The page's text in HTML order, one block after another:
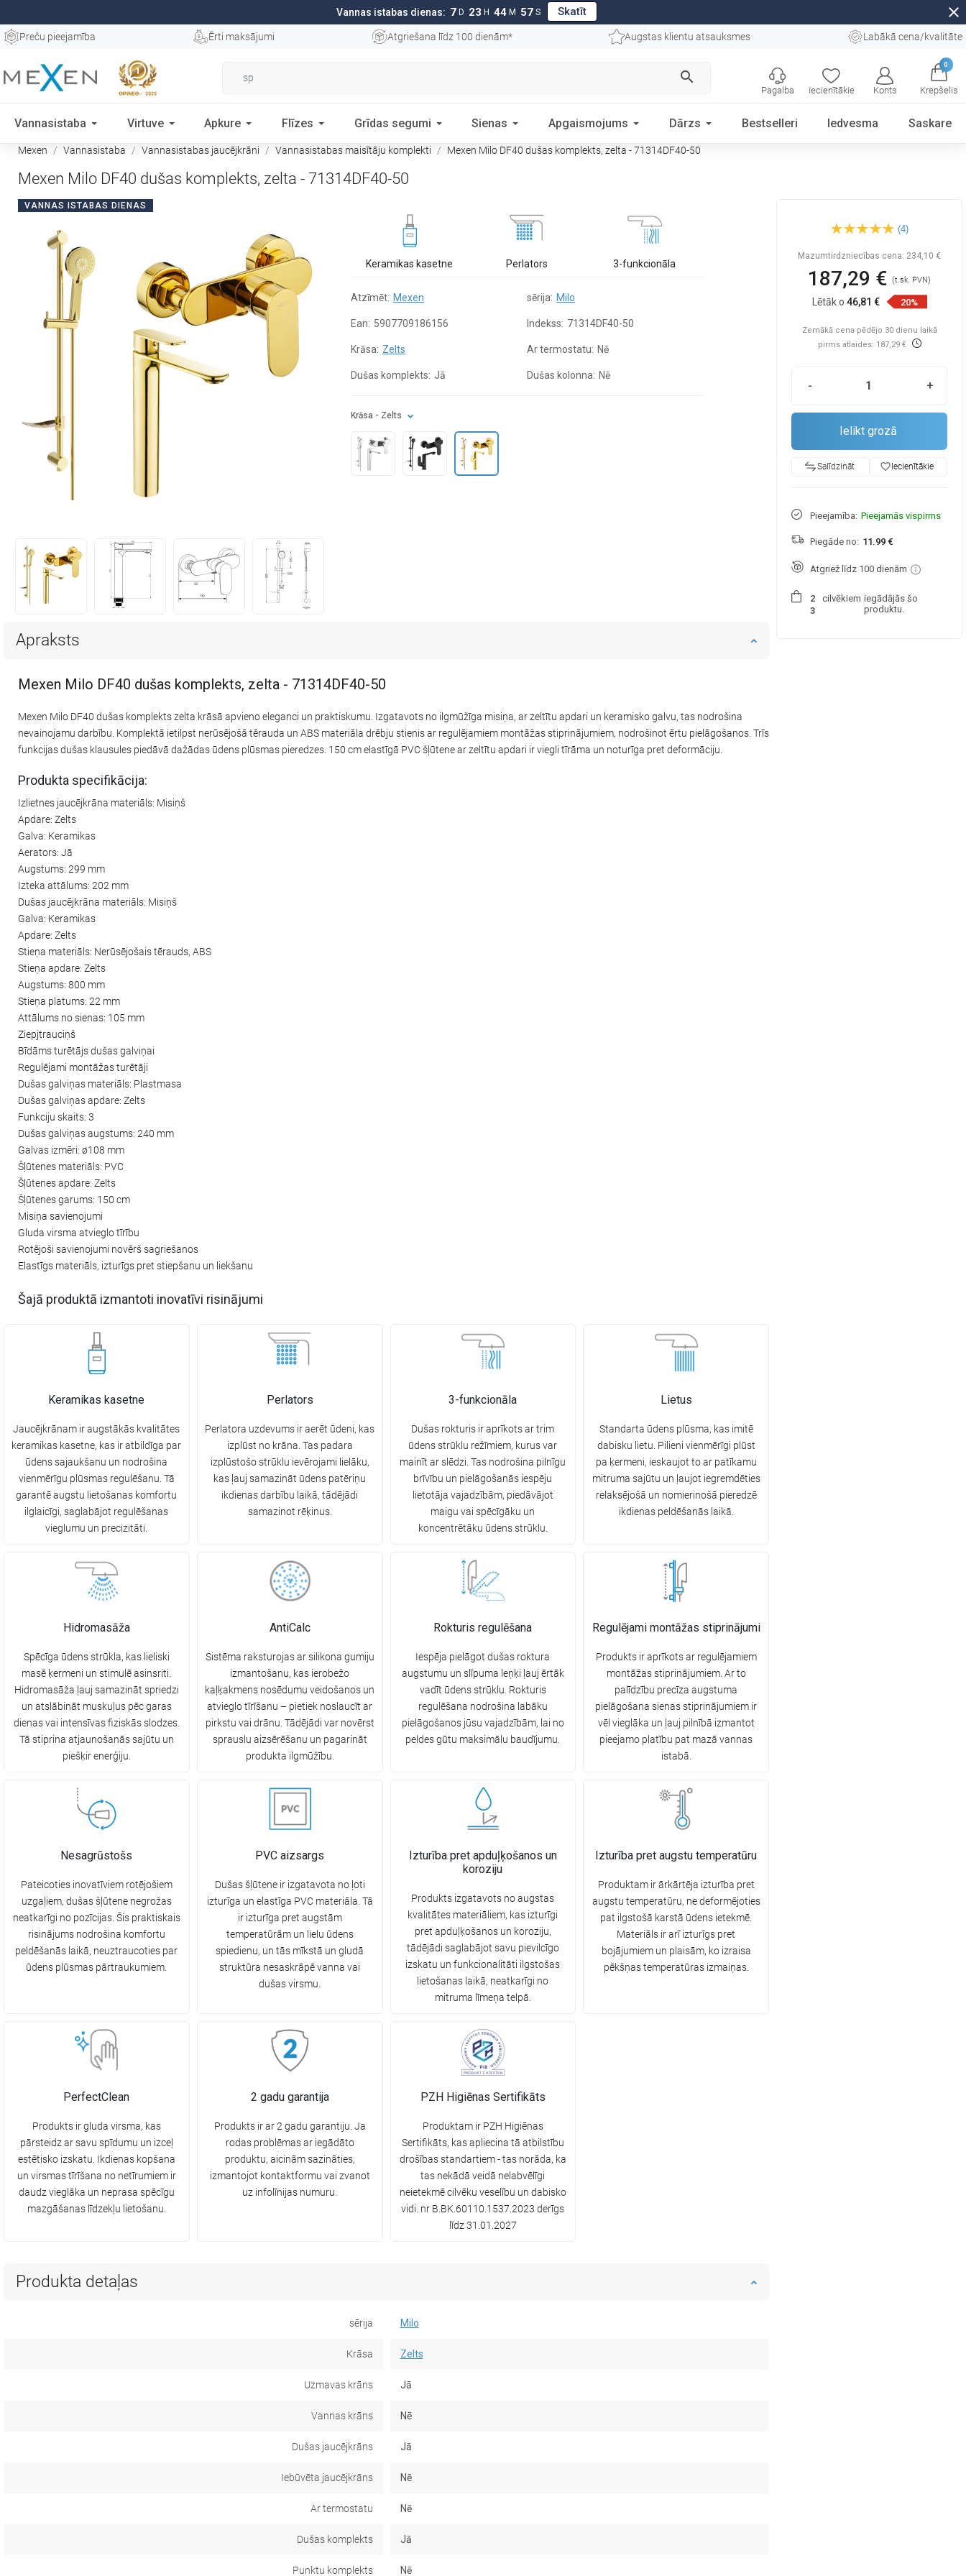
Vannas istabas dienas: 7 D 23 H 44 M 56 S Skatīt close
Preču pieejamība Ērti maksājumi Atgriešana līdz 100 dienām* Augstas klientu atsauksmes Labākā cena/kvalitāte
search
Iecienītākie Konts
0
Krepšelis
Pagalba
Vannasistaba Virtuve Apkure Flīzes Grīdas segumi Sienas Apgaismojums Dārzs Bestselleri Iedvesma Saskare
Mexen Vannasistaba Vannasistabas jaucējkrāni Vannasistabas maisītāju komplekti Mexen Milo DF40 dušas komplekts, zelta - 71314DF40-50
Mexen Milo DF40 dušas komplekts, zelta - 71314DF40-50
VANNAS ISTABAS DIENAS
Keramikas kasetne Perlators 3-funkcionāla
Atzīmēt: Mexen sērija: Milo
Ean: 5907709186156 Indekss: 71314DF40-50
Krāsa: Zelts Ar termostatu: Nē
Dušas komplekts: Jā Dušas kolonna: Nē
Krāsa - Zelts
Apraksts
Mexen Milo DF40 dušas komplekts, zelta - 71314DF40-50
Mexen Milo DF40 dušas komplekts zelta krāsā apvieno eleganci un praktiskumu. Izgatavots no ilgmūžīga misiņa, ar zeltītu apdari un keramisko galvu, tas nodrošina
nevainojamu darbību. Komplektā ietilpst nerūsējošā tērauda un ABS materiāla drēbju stienis ar regulējamiem montāžas stiprinājumiem, nodrošinot ērtu pielāgošanos. Trīs
funkcijas dušas klausules piedāvā dažādas ūdens plūsmas pieredzes. 150 cm elastīgā PVC šļūtene ar zeltītu apdari ir viegli tīrāma un noturīga pret deformāciju.
Produkta specifikācija:
Izlietnes jaucējkrāna materiāls: Misiņš
Apdare: Zelts
Galva: Keramikas
Aerators: Jā
Augstums: 299 mm
Izteka attālums: 202 mm
Dušas jaucējkrāna materiāls: Misiņš
Galva: Keramikas
Apdare: Zelts
Stieņa materiāls: Nerūsējošais tērauds, ABS
Stieņa apdare: Zelts
Augstums: 800 mm
Stieņa platums: 22 mm
Attālums no sienas: 105 mm
Ziepjtrauciņš
Bīdāms turētājs dušas galviņai
Regulējami montāžas turētāji
Dušas galviņas materiāls: Plastmasa
Dušas galviņas apdare: Zelts
Funkciju skaits: 3
Dušas galviņas augstums: 240 mm
Galvas izmēri: ø108 mm
Šļūtenes materiāls: PVC
Šļūtenes apdare: Zelts
Šļūtenes garums: 150 cm
Misiņa savienojumi
Gluda virsma atvieglo tīrību
Rotējoši savienojumi novērš sagriešanos
Elastīgs materiāls, izturīgs pret stiepšanu un liekšanu
Šajā produktā izmantoti inovatīvi risinājumi
Keramikas kasetne
Jaucējkrānam ir augstākās kvalitātes
keramikas kasetne, kas ir atbildīga par
ūdens sajaukšanu un nodrošina
vienmērīgu plūsmas regulēšanu. Tā
garantē augstu lietošanas komfortu
ilglaicīgi, saglabājot regulēšanas
vieglumu un precizitāti.
Perlators
Perlatora uzdevums ir aerēt ūdeni, kas
izplūst no krāna. Tas padara
izplūstošo strūklu ievērojami lielāku,
kas ļauj samazināt ūdens patēriņu
ikdienas darbību laikā, tādējādi
samazinot rēķinus.
3-funkcionāla
Dušas rokturis ir aprīkots ar trim
ūdens strūklu režīmiem, kurus var
mainīt ar slēdzi. Tas nodrošina pilnīgu
brīvību un pielāgošanās iespēju
lietotāja vajadzībām, piedāvājot
maigu vai spēcīgāku un
koncentrētāku ūdens strūklu.
Lietus
Standarta ūdens plūsma, kas imitē
dabisku lietu. Pilieni vienmērīgi plūst
pa ķermeni, ieskaujot to ar patīkamu
mitruma sajūtu un ļaujot iegremdēties
relaksējošā un nomierinošā pieredzē
ikdienas peldēšanās laikā.
Hidromasāža
Spēcīga ūdens strūkla, kas lieliski
masē ķermeni un stimulē asinsriti.
Hidromasāža ļauj samazināt spriedzi
un atslābināt muskuļus pēc garas
dienas vai intensīvas fiziskās slodzes.
Tā stiprina atjaunošanās sajūtu un
piešķir enerģiju.
AntiCalc
Sistēma raksturojas ar silikona gumiju
izmantošanu, kas ierobežo
kaļķakmens nosēdumu veidošanos un
atvieglo tīrīšanu – pietiek noslaucīt ar
pirkstu vai drānu. Tādējādi var novērst
sprauslu aizsērēšanu un pagarināt
produkta ilgmūžību.
Rokturis regulēšana
Iespēja pielāgot dušas roktura
augstumu un slīpuma leņķi ļauj ērtāk
vadīt ūdens strūklu. Rokturis
regulēšana nodrošina labāku
pielāgošanos jūsu vajadzībām, lai no
peldes gūtu maksimālu baudījumu.
Regulējami montāžas stiprinājumi
Produkts ir aprīkots ar regulējamiem
montāžas stiprinājumiem. Ar to
palīdzību precīza augstuma
pielāgošana sienas stiprinājumiem ir
vēl vieglāka un ļauj pilnībā izmantot
pieejamo platību pat mazā vannas
istabā.
Nesagrūstošs
Pateicoties inovatīviem rotējošiem
uzgaļiem, dušas šļūtene negrožas
neatkarīgi no pozīcijas. Šis praktiskais
risinājums nodrošina komfortu
peldēšanās laikā, neuztraucoties par
ūdens plūsmas pārtraukumiem.
PVC aizsargs
Dušas šļūtene ir izgatavota no ļoti
izturīga un elastīga PVC materiāla. Tā
ir izturīga pret augstām
temperatūrām un lielu ūdens
spiedienu, un tās mīkstā un gludā
struktūra nesaskrāpē vanna vai
dušas virsmu.
Izturība pret apduļķošanos un
koroziju
Produkts izgatavots no augstas
kvalitātes materiāliem, kas izturīgi
pret apduļķošanos un koroziju,
tādējādi saglabājot savu pievilcīgo
izskatu un funkcionalitāti ilgstošas
lietošanas laikā, neatkarīgi no
mitruma līmeņa telpā.
Izturība pret augstu temperatūru
Produktam ir ārkārtēja izturība pret
augstu temperatūru, ne deformējoties
pat ilgstošā karstā ūdens ietekmē.
Materiāls ir arī izturīgs pret
bojājumiem un plaisām, ko izraisa
pēkšņas temperatūras izmaiņas.
PerfectClean
Produkts ir gluda virsma, kas
pārsteidz ar savu spīdumu un izceļ
estētisko izskatu. Ikdienas kopšana
un virsmas tīrīšana no netīrumiem ir
daudz vieglāka un neprasa spēcīgu
mazgāšanas līdzekļu lietošanu.
2 gadu garantija
Produkts ir ar 2 gadu garantiju. Ja
rodas problēmas ar iegādāto
produktu, aicinām sazināties,
izmantojot kontaktformu vai zvanot
uz infolīnijas numuru.
PZH Higiēnas Sertifikāts
Produktam ir PZH Higiēnas
Sertifikāts, kas apliecina tā atbilstību
drošības standartiem - tas norāda, ka
tas nekādā veidā nelabvēlīgi
neietekmē cilvēku veselību un dabisko
vidi. nr B.BK.60110.1537.2023 derīgs
līdz 31.01.2027
Produkta detaļas
sērija Milo
Krāsa Zelts
Uzmavas krāns Jā
Vannas krāns Nē
Dušas jaucējkrāns Jā
Iebūvēta jaucējkrāns Nē
Ar termostatu Nē
Dušas komplekts Jā
Punktu komplekts Nē
komplekts, zelta -(4)
Mazumtirdzniecības cena: 234,10 €
187,29 €(t.sk. PVN)
Lētāk o46,81 € 20%
Zemākā cena pēdējo 30 dienu laikā
pirms atlaides: 187,29 €
- +
Ielikt grozā
Salīdzināt favorite_borderIecienītākie
Pieejamība: Pieejamās vispirms
Piegāde no: 11.99 €
Atgriež līdz 100 dienām
2
3
cilvēkiem iegādājās šo
produktu.